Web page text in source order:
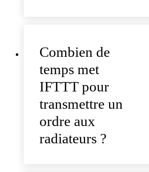
Combien de
temps met
IFTTT pour
transmettre un
ordre aux
radiateurs ?